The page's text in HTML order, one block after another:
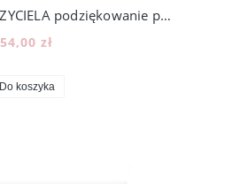
Plakat DZIEŃ NAUCZYCIELA podziękowanie prezent zakończenie roku szkolnego [z18]
54,00 zł
Do koszyka